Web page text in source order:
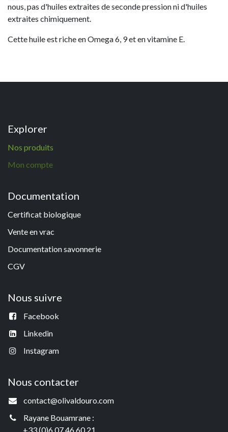
nous, pas d'huiles extraites de seconde pression ni d'huiles
extraites chimiquement.
Cette huile est riche en Omega 6, 9 et en vitamine E.
Explorer
Nos produits
Mon compte
Documentation
Certificat biologique
Vente en vrac
Documentation savonnerie
CGV
Nous suivre
Facebook
Linkedin
Instagram
Nous contacter
contact@olivaldouro.com
Rayane Bouamrane :
+33 (0)6 07 46 60 21